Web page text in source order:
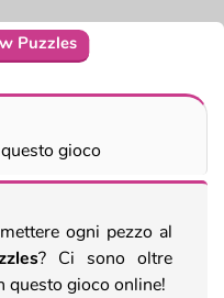
Puzzles
gioco
ogni pezzo al
? Ci sono oltre
gioco online!